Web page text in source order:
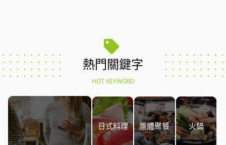
熱門關鍵字
HOT KEYWORD
日式料理 團體聚餐 火鍋